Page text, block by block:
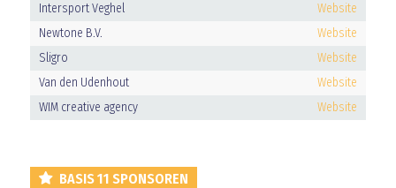
Intersport Veghel
Website
Newtone B.V.
Website
Sligro
Website
Van den Udenhout
Website
WIM creative agency
Website
BASIS 11 SPONSOREN